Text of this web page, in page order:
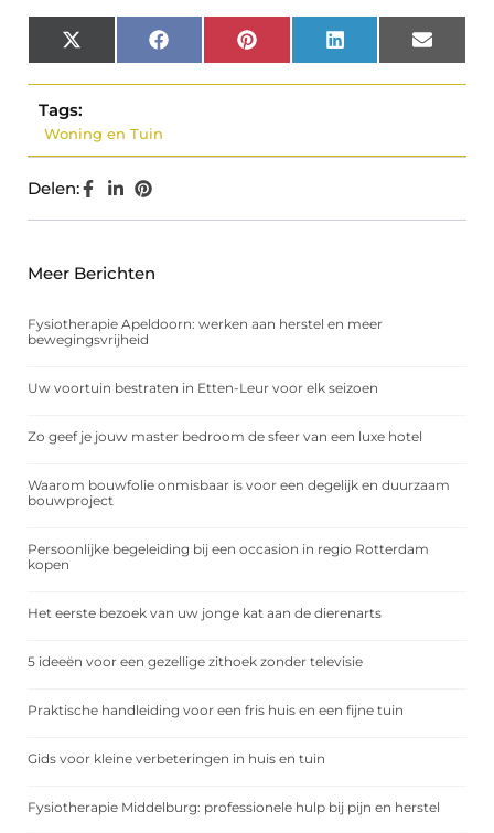
X
(Twitter)
Facebook Pinterest LinkedIn Email
Tags:
Woning en Tuin
Delen:
Meer Berichten
Fysiotherapie Apeldoorn: werken aan herstel en meer
bewegingsvrijheid
Uw voortuin bestraten in Etten-Leur voor elk seizoen
Zo geef je jouw master bedroom de sfeer van een luxe hotel
Waarom bouwfolie onmisbaar is voor een degelijk en duurzaam
bouwproject
Persoonlijke begeleiding bij een occasion in regio Rotterdam
kopen
Het eerste bezoek van uw jonge kat aan de dierenarts
5 ideeën voor een gezellige zithoek zonder televisie
Praktische handleiding voor een fris huis en een fijne tuin
Gids voor kleine verbeteringen in huis en tuin
Fysiotherapie Middelburg: professionele hulp bij pijn en herstel